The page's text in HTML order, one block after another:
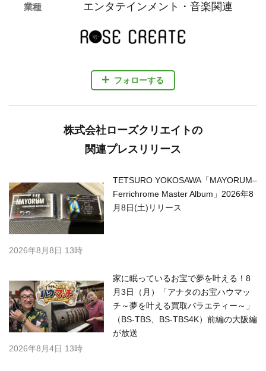
フォローする
業種 エンタテインメント・音楽関連
株式会社ローズクリエイトの
関連プレスリリース
TETSURO YOKOSAWA「MAYORUM–
Ferrichrome Master Album」2026年8
月8日(土)リリース
2026年8月8日 13時
家に眠っているお宝で夢を叶える！8
月3日（月）「アナタのお宝ハウマッ
チ～夢を叶える買取バラエティー～」
（BS-TBS、BS-TBS4K）前編の大阪編
が放送
2026年8月4日 13時